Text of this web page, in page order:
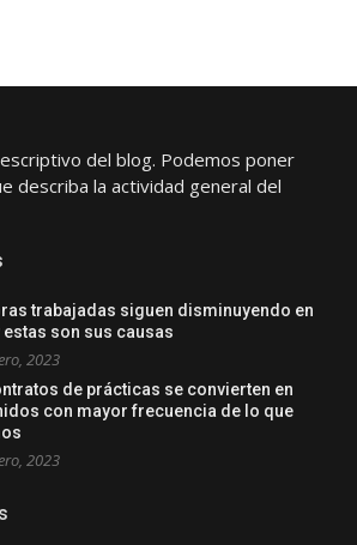
del blog. Podemos poner
describa la actividad general del
trabajadas siguen disminuyendo en
estas son sus causas
2023
de prácticas se convierten en
con mayor frecuencia de lo que
2023